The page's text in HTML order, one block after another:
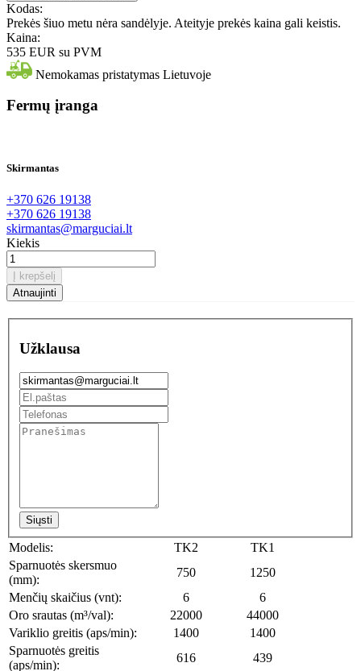
Kodas:
Prekės šiuo metu nėra sandėlyje. Ateityje prekės kaina gali keistis.
Kaina:
535 EUR su PVM
Nemokamas pristatymas Lietuvoje
Fermų įranga
Skirmantas
+370 626 19138
+370 626 19138
skirmantas@marguciai.lt
Kiekis
Į krepšelį
Užklausa
Siųsti
Modelis: TK2
TK1
Sparnuotės skersmuo
(mm):
750
1250
Menčių skaičius (vnt):
6
6
Oro srautas (m³/val):
22000
44000
Variklio greitis (aps/min):
1400
1400
Sparnuotės greitis
(aps/min):
616
439